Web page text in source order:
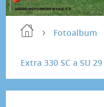
Fotoalbum
Extra 330 SC a SU 29